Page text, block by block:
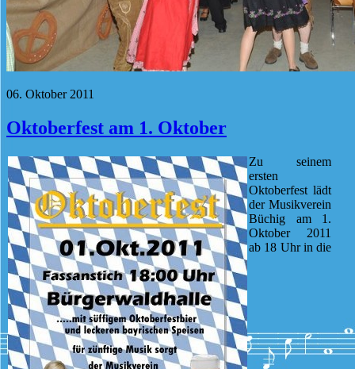
06. Oktober 2011
Oktoberfest am 1. Oktober
Zu seinem
ersten
Oktoberfest lädt
der Musikverein
Büchig am 1.
Oktober 2011
ab 18 Uhr in die